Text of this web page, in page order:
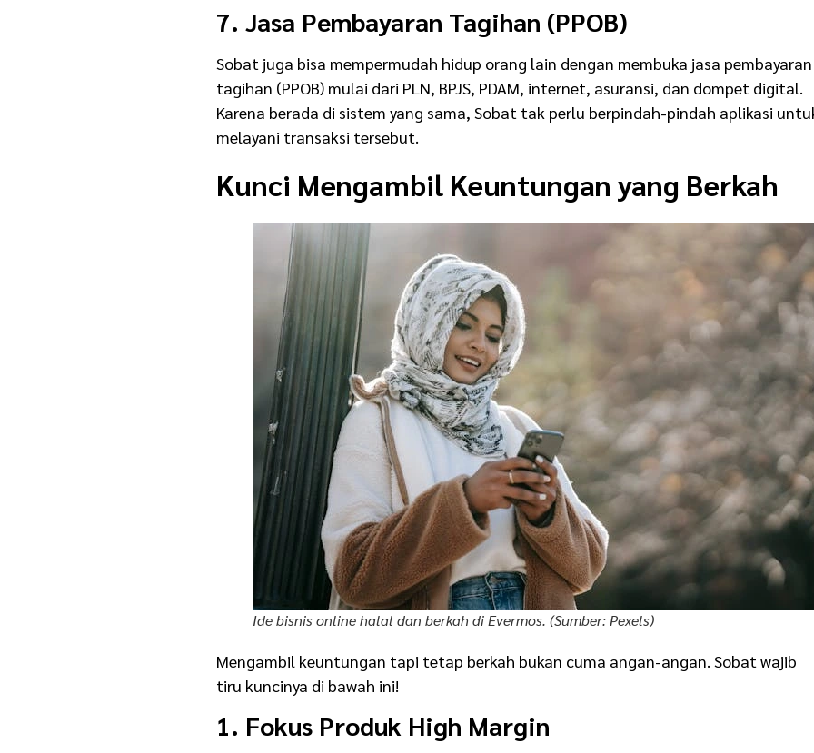
7. Jasa Pembayaran Tagihan (PPOB)
Sobat juga bisa mempermudah hidup orang lain dengan membuka jasa pembayaran
tagihan (PPOB) mulai dari PLN, BPJS, PDAM, internet, asuransi, dan dompet digital.
Karena berada di sistem yang sama, Sobat tak perlu berpindah-pindah aplikasi
melayani transaksi tersebut.
Kunci Mengambil Keuntungan yang Berkah
Ide bisnis online halal dan berkah di Evermos. (Sumber: Pexels)
Mengambil keuntungan tapi tetap berkah bukan cuma angan-angan. Sobat wajib
tiru kuncinya di bawah ini!
1. Fokus Produk High Margin